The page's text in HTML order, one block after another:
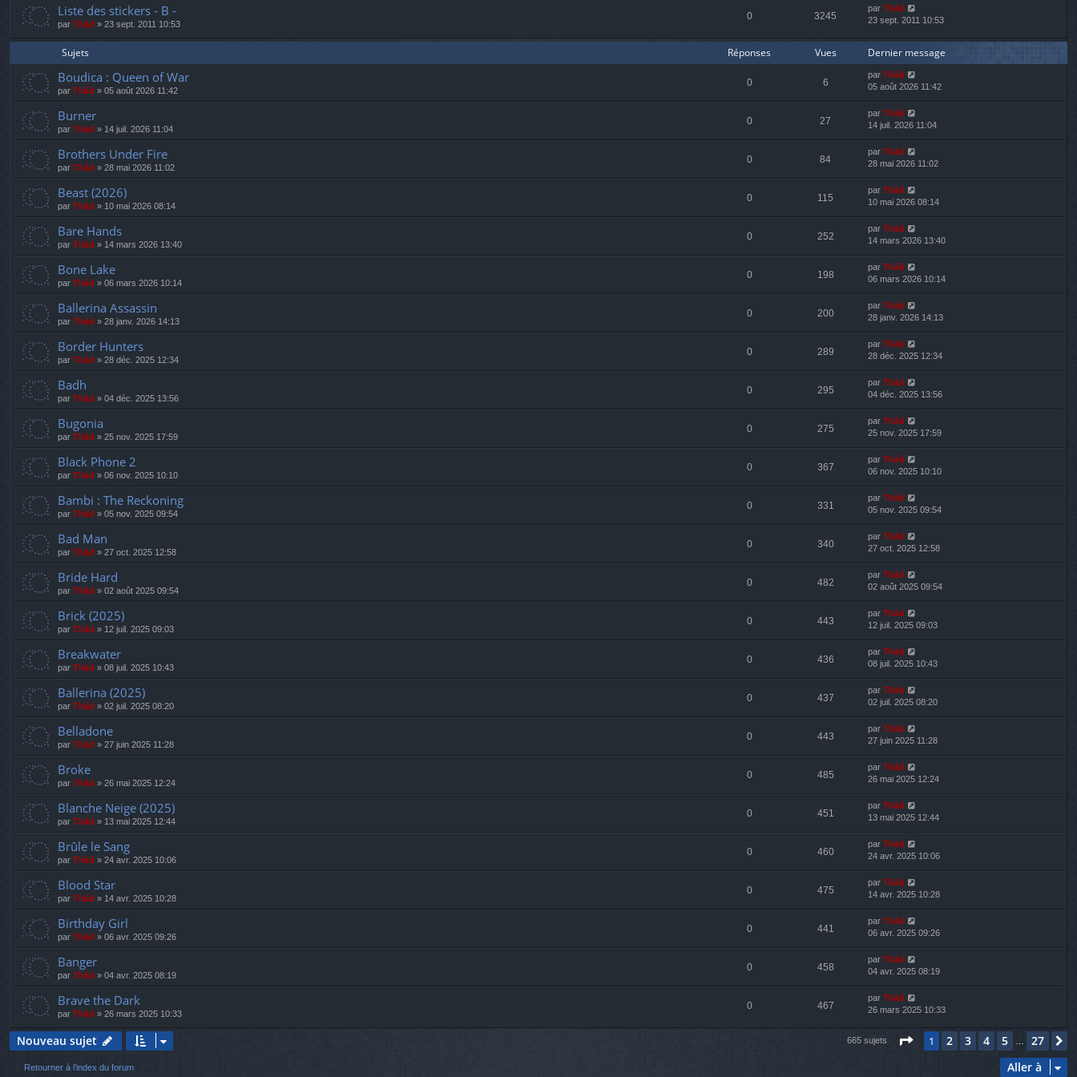
Liste des stickers - B -
par Thãd » 23 sept. 2011 10:53
0 3245
par Thãd
23 sept. 2011 10:53
Sujets Réponses Vues Dernier message
Boudica : Queen of War
par Thãd » 05 août 2026 11:42
0 6
par Thãd
05 août 2026 11:42
Burner
par Thãd » 14 juil. 2026 11:04
0 27
par Thãd
14 juil. 2026 11:04
Brothers Under Fire
par Thãd » 28 mai 2026 11:02
0 84
par Thãd
28 mai 2026 11:02
Beast (2026)
par Thãd » 10 mai 2026 08:14
0 115
par Thãd
10 mai 2026 08:14
Bare Hands
par Thãd » 14 mars 2026 13:40
0 252
par Thãd
14 mars 2026 13:40
Bone Lake
par Thãd » 06 mars 2026 10:14
0 198
par Thãd
06 mars 2026 10:14
Ballerina Assassin
par Thãd » 28 janv. 2026 14:13
0 200
par Thãd
28 janv. 2026 14:13
Border Hunters
par Thãd » 28 déc. 2025 12:34
0 289
par Thãd
28 déc. 2025 12:34
Badh
par Thãd » 04 déc. 2025 13:56
0 295
par Thãd
04 déc. 2025 13:56
Bugonia
par Thãd » 25 nov. 2025 17:59
0 275
par Thãd
25 nov. 2025 17:59
Black Phone 2
par Thãd » 06 nov. 2025 10:10
0 367
par Thãd
06 nov. 2025 10:10
Bambi : The Reckoning
par Thãd » 05 nov. 2025 09:54
0 331
par Thãd
05 nov. 2025 09:54
Bad Man
par Thãd » 27 oct. 2025 12:58
0 340
par Thãd
27 oct. 2025 12:58
Bride Hard
par Thãd » 02 août 2025 09:54
0 482
par Thãd
02 août 2025 09:54
Brick (2025)
par Thãd » 12 juil. 2025 09:03
0 443
par Thãd
12 juil. 2025 09:03
Breakwater
par Thãd » 08 juil. 2025 10:43
0 436
par Thãd
08 juil. 2025 10:43
Ballerina (2025)
par Thãd » 02 juil. 2025 08:20
0 437
par Thãd
02 juil. 2025 08:20
Belladone
par Thãd » 27 juin 2025 11:28
0 443
par Thãd
27 juin 2025 11:28
Broke
par Thãd » 26 mai 2025 12:24
0 485
par Thãd
26 mai 2025 12:24
Blanche Neige (2025)
par Thãd » 13 mai 2025 12:44
0 451
par Thãd
13 mai 2025 12:44
Brûle le Sang
par Thãd » 24 avr. 2025 10:06
0 460
par Thãd
24 avr. 2025 10:06
Blood Star
par Thãd » 14 avr. 2025 10:28
0 475
par Thãd
14 avr. 2025 10:28
Birthday Girl
par Thãd » 06 avr. 2025 09:26
0 441
par Thãd
06 avr. 2025 09:26
Banger
par Thãd » 04 avr. 2025 08:19
0 458
par Thãd
04 avr. 2025 08:19
Brave the Dark
par Thãd » 26 mars 2025 10:33
0 467
par Thãd
26 mars 2025 10:33
Nouveau sujet 665 sujets Page 1sur 27
1 2 3 4 5 27
Retourner à l’index du forum Aller à